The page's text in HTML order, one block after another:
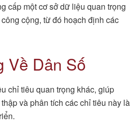
cấp một cơ sở dữ liệu quan trọng
cộng, từ đó hoạch định các
Về Dân Số
chỉ tiêu quan trọng khác, giúp
và phân tích các chỉ tiêu này là